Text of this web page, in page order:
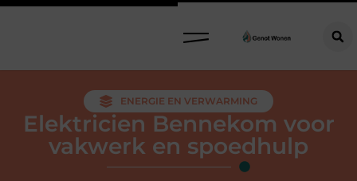
ENERGIE EN VERWARMING
Elektricien Bennekom voor
vakwerk en spoedhulp